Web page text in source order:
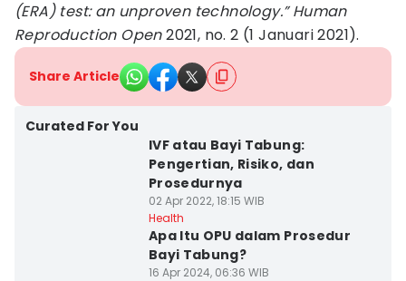
(ERA) test: an unproven technology.” Human
Reproduction Open2021, no. 2 (1 Januari 2021).
Share Article
Curated For You
IVF atau Bayi Tabung:
Pengertian, Risiko, dan
Prosedurnya
02 Apr 2022, 18:15 WIB
Health
Apa Itu OPU dalam Prosedur
Bayi Tabung?
16 Apr 2024, 06:36 WIB